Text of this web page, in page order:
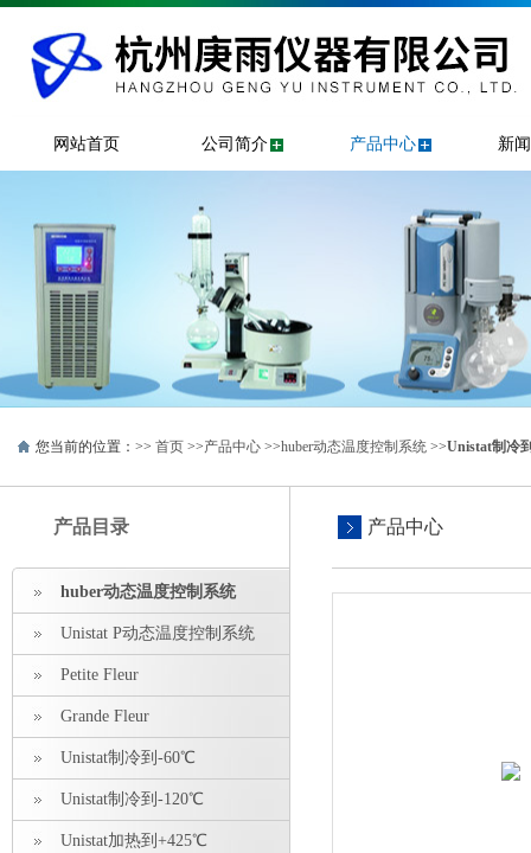
网站首页 公司简介 产品中心 新
您当前的位置：>> 首页 >>产品中心 >>huber动态温度控制系统 >>Unistat制冷
产品目录
huber动态温度控制系统
Unistat P动态温度控制系统
Petite Fleur
Grande Fleur
Unistat制冷到-60℃
Unistat制冷到-120℃
Unistat加热到+425℃
产品中心